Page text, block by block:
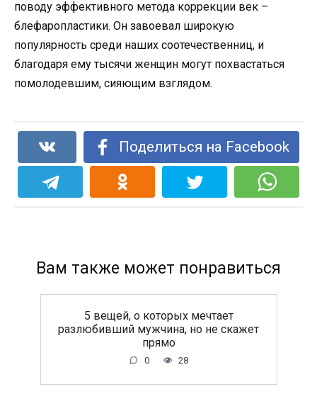
поводу эффективного метода коррекции век –
блефаропластики. Он завоевал широкую
популярность среди наших соотечественниц, и
благодаря ему тысячи женщин могут похвастаться
помолодевшим, сияющим взглядом.
Поделиться на Facebook
Вам также может понравиться
5 вещей, о которых мечтает
разлюбивший мужчина, но не скажет
прямо
0 28